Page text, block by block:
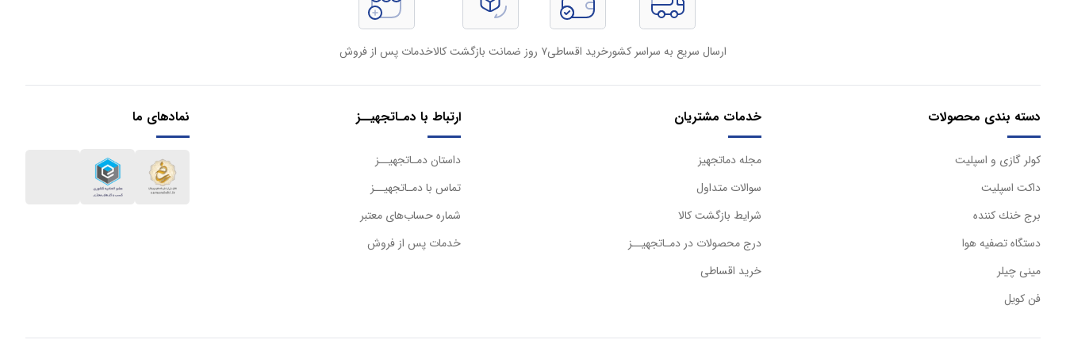
ارسال سریع به سراسر کشورخرید اقساطی۷ روز ضمانت بازگشت کالا خدمات پس از فروش
دسته بندی محصولات
كولر گازی و اسپليت
داكت اسپليت
برج خنك كننده
دستگاه تصفيه هوا
مینی چیلر
فن کویل
خدمات مشتریان
مجله دماتجهیز
سوالات متداول
شرایط بازگشت کالا
درج محصولات در دمـاتجهیــز
خرید اقساطی
ارتباط با دمـاتجهیــز
داستان دمـاتجهیــز
تماس با دمـاتجهیــز
شماره حساب‌های معتبر
خدمات پس از فروش
نمادهای ما